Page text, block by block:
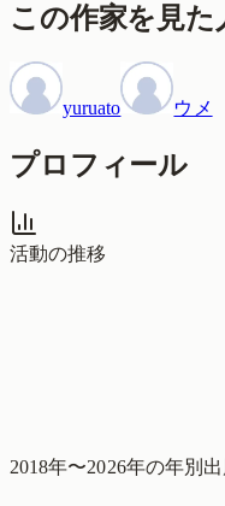
この作家を見た
yuruato ウメ
プロフィール
活動の推移
2018年〜2026年の年別出